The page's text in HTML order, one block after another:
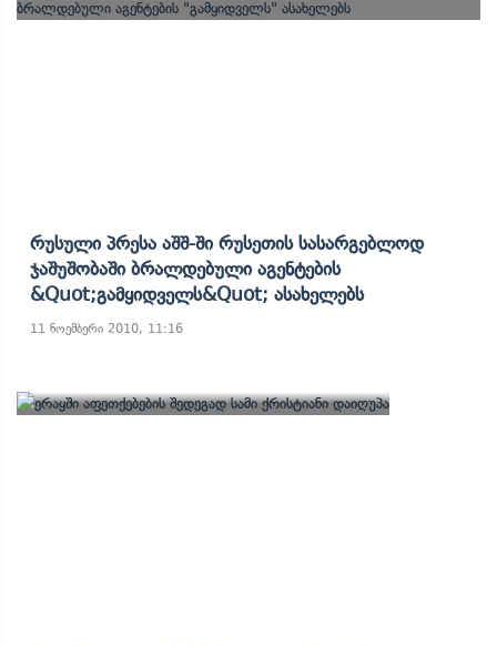
Რუსული Პრესა Აშშ-Ში Რუსეთის Სასარგებლოდ
Ჯაშუშობაში Ბრალდებული Აგენტების
&quot;გამყიდველს&quot; Ასახელებს
11 ნოემბერი 2010, 11:16